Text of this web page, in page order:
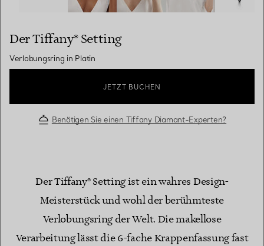
Der Tiffany® Setting
Verlobungsring in Platin
JETZT BUCHEN
Benötigen Sie einen Tiffany Diamant-Experten?
Der Tiffany® Setting ist ein wahres Design-
Meisterstück und wohl der berühmteste
Verlobungsring der Welt. Die makellose
Verarbeitung lässt die 6-fache Krappenfassung fast